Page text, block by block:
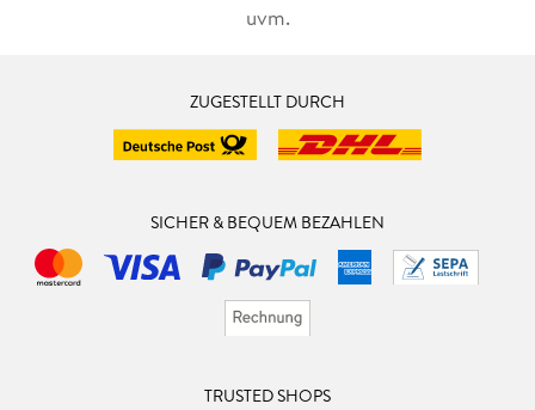
uvm.
ZUGESTELLT DURCH
SICHER & BEQUEM BEZAHLEN
TRUSTED SHOPS